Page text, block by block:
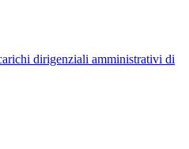
dirigenziali amministrativi di